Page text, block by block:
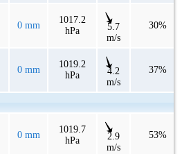
0 mm
1017.2
hPa
5.7
m/s
30%
0 mm
1019.2
hPa
4.2
m/s
37%
0 mm
1019.7
hPa
2.9
m/s
53%